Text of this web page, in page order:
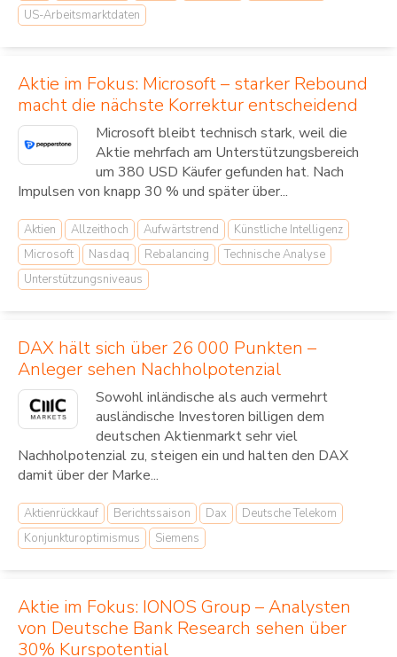
US-Arbeitsmarktdaten
Aktie im Fokus: Microsoft – starker Rebound
macht die nächste Korrektur entscheidend
Microsoft bleibt technisch stark, weil die
Aktie mehrfach am Unterstützungsbereich
um 380 USD Käufer gefunden hat. Nach
Impulsen von knapp 30 % und später über...
Aktien Allzeithoch Aufwärtstrend
Künstliche Intelligenz
Microsoft
Nasdaq Rebalancing
Technische Analyse
Unterstützungsniveaus
DAX hält sich über 26 000 Punkten –
Anleger sehen Nachholpotenzial
Sowohl inländische als auch vermehrt
ausländische Investoren billigen dem
deutschen Aktienmarkt sehr viel
Nachholpotenzial zu, steigen ein und halten den DAX
damit über der Marke...
Aktienrückkauf Berichtssaison Dax
Deutsche Telekom
Konjunkturoptimismus
Siemens
Aktie im Fokus: IONOS Group – Analysten
von Deutsche Bank Research sehen über
30% Kurspotential